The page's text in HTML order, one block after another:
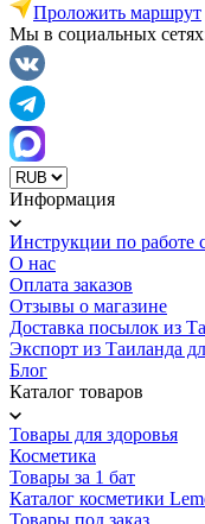
Проложить маршрут
Мы в социальных
Информация
Инструкции по работе
О нас
Оплата заказов
Отзывы о магазине
Доставка посылок из
Экспорт из Таиланда
Блог
Каталог товаров
Товары для здоровья
Косметика
Товары за 1 бат
Каталог косметики
Товары под заказ